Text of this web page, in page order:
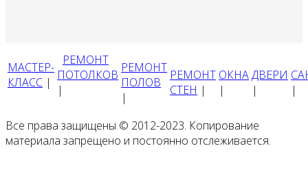
МАСТЕР-
КЛАСС |
РЕМОНТ
ПОТОЛКОВ
|
РЕМОНТ
ПОЛОВ
|
РЕМОНТ
СТЕН |
ОКНА
|
ДВЕРИ
|
|
Все права защищены © 2012-2023. Копирование
материала запрещено и постоянно отслеживается.